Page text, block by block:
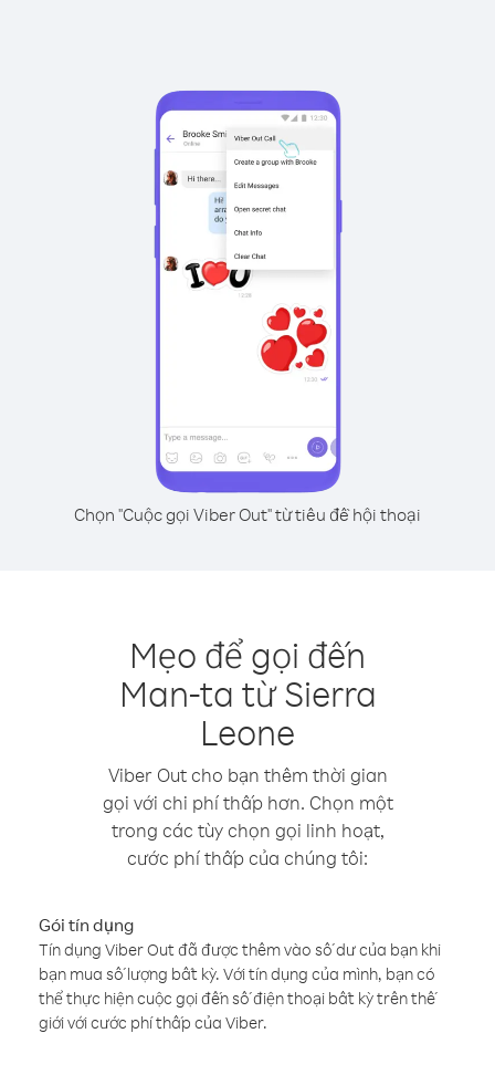
Chọn "Cuộc gọi Viber Out" từ tiêu đề hội thoại
Mẹo để gọi đến
Man-ta từ Sierra
Leone
Viber Out cho bạn thêm thời gian
gọi với chi phí thấp hơn. Chọn một
trong các tùy chọn gọi linh hoạt,
cước phí thấp của chúng tôi:
Gói tín dụng
Tín dụng Viber Out đã được thêm vào số dư của bạn khi
bạn mua số lượng bất kỳ. Với tín dụng của mình, bạn có
thể thực hiện cuộc gọi đến số điện thoại bất kỳ trên thế
giới với cước phí thấp của Viber.